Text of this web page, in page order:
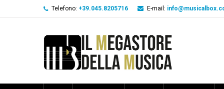
Telefono: +39.045.8205716 E-mail: